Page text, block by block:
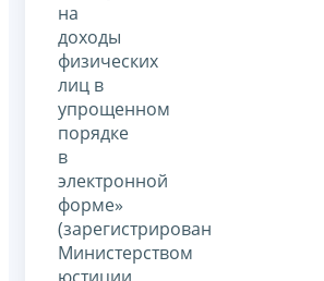
на
доходы
физических
лиц в
упрощенном
порядке
в
электронной
форме»
(зарегистрирован
Министерством
юстиции